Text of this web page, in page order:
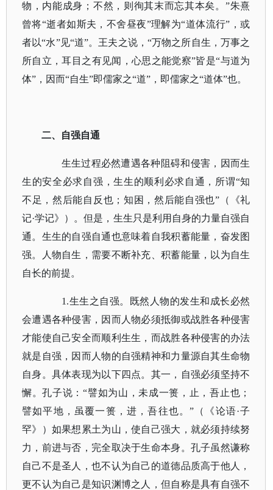
物，内能成身；不然，则徇其末而忘其本矣。”朱熹
曾将“逝者如斯夫，不舍昼夜”理解为“道体流行”，或
者以“水”见“道”。王夫之说，“万物之所自生，万事之
所自立，耳目之有见闻，心思之能觉察”皆是“与道为
体”，因而“自生”即儒家之“道”，即儒家之“道体”也。
二、自强自通
生生过程必然遭遇各种阻碍和侵害，因而生
生的安全必求自强，生生的顺利必求自通，所谓“知
不足，然后能自反也；知困，然后能自强也”（
《礼
记·学记》
）。但是，生生只是利用自身的力量自强自
通。生生的自强自通也意味着自我积蓄能量，奋发图
强。人物自生，需要不断补充、积蓄能量，以为自生
自长的前提。
1.生生之自强。既然人物的发生和成长必然
会遭遇各种侵害，因而人物必须抵御或战胜各种侵害
才能使自己安全而顺利生生，而战胜各种侵害的办法
就是自强，因而人物的自强精神和力量源自其生命物
自身。具体表现为以下四点。其一，自强必须坚持不
懈。孔子说：“譬如为山，未成一篑，止，吾止也；
譬如平地，虽覆一篑，进，吾往也。”（
《论语·子
罕》
）如果想累土为山，使自己强大，就必须持续努
力，前进与否，完全取决于生命本身。孔子虽然谦称
自己不是圣人，也不认为自己的道德品质高于他人，
更不认为自己是知识渊博之人，但自称是具有自强不